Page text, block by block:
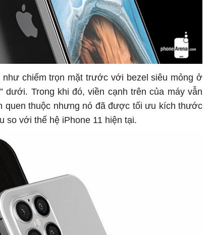
chiếm trọn mặt trước với bezel siêu mỏng ở
dưới. Trong khi đó, viền cạnh trên của máy vẫn
quen thuộc nhưng nó đã được tối ưu kích thước
so với thế hệ iPhone 11 hiện tại.